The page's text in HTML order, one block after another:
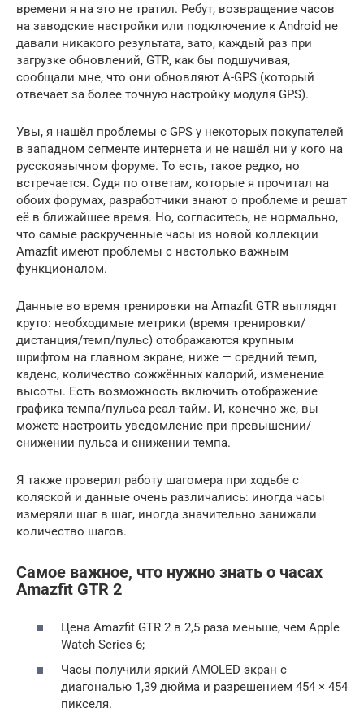
времени я на это не тратил. Ребут, возвращение часов
на заводские настройки или подключение к Android не
давали никакого результата, зато, каждый раз при
загрузке обновлений, GTR, как бы подшучивая,
сообщали мне, что они обновляют A-GPS (который
отвечает за более точную настройку модуля GPS).
Увы, я нашёл проблемы с GPS у некоторых покупателей
в западном сегменте интернета и не нашёл ни у кого на
русскоязычном форуме. То есть, такое редко, но
встречается. Судя по ответам, которые я прочитал на
обоих форумах, разработчики знают о проблеме и решат
её в ближайшее время. Но, согласитесь, не нормально,
что самые раскрученные часы из новой коллекции
Amazfit имеют проблемы с настолько важным
функционалом.
Данные во время тренировки на Amazfit GTR выглядят
круто: необходимые метрики (время тренировки/
дистанция/темп/пульс) отображаются крупным
шрифтом на главном экране, ниже — средний темп,
каденс, количество сожжённых калорий, изменение
высоты. Есть возможность включить отображение
графика темпа/пульса реал-тайм. И, конечно же, вы
можете настроить уведомление при превышении/
снижении пульса и снижении темпа.
Я также проверил работу шагомера при ходьбе с
коляской и данные очень различались: иногда часы
измеряли шаг в шаг, иногда значительно занижали
количество шагов.
Самое важное, что нужно знать о часах
Amazfit GTR 2
Цена Amazfit GTR 2 в 2,5 раза меньше, чем Apple
Watch Series 6;
Часы получили яркий AMOLED экран с
диагональю 1,39 дюйма и разрешением 454 × 454
пикселя.